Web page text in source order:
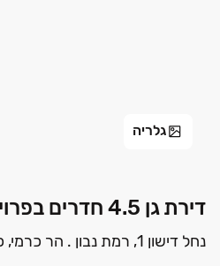
גלריה
דירת גן 4.5 חדרים בפרויקט פסגות אלון כרמים כרמיאל | י.א.אלון יזמות ובנייה בעמ
נחל דישון 1, רמת נבון . הר כרמי, כרמיאל